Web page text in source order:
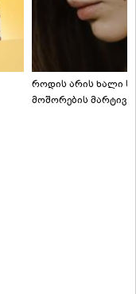
როდის არის ხალი
მოშორების